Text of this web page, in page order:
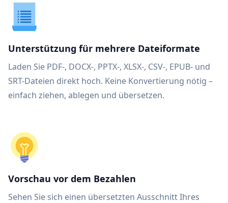
Unterstützung für mehrere Dateiformate
Laden Sie PDF-, DOCX-, PPTX-, XLSX-, CSV-, EPUB- und
SRT-Dateien direkt hoch. Keine Konvertierung nötig –
einfach ziehen, ablegen und übersetzen.
Vorschau vor dem Bezahlen
Sehen Sie sich einen übersetzten Ausschnitt Ihres